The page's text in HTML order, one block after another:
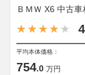
ＢＭＷ X6 中古車
平均本体価格：
754.0 万円